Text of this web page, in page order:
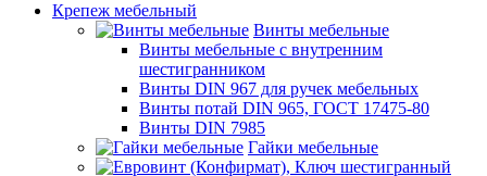
Крепеж мебельный
Винты мебельные
Винты мебельные с внутренним
шестигранником
Винты DIN 967 для ручек мебельных
Винты потай DIN 965, ГОСТ 17475-80
Винты DIN 7985
Гайки мебельные